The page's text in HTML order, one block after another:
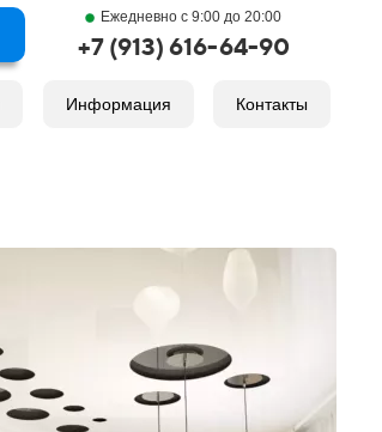
Ежедневно с 9:00 до 20:00
+7 (913) 616-64-90
Информация Контакты